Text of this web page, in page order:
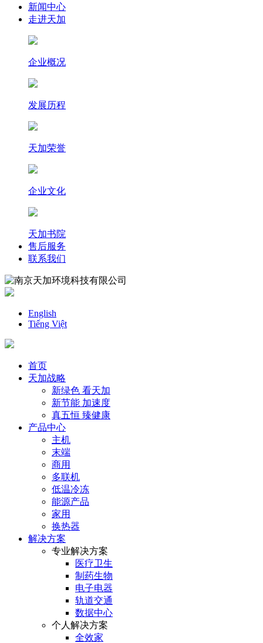
新闻中心
走进天加
企业概况
发展历程
天加荣誉
企业文化
天加书院
售后服务
联系我们
English
Tiếng Việt
首页
天加战略
新绿色 看天加
新节能 加速度
真五恒 臻健康
产品中心
主机
末端
商用
多联机
低温冷冻
能源产品
家用
换热器
解决方案
专业解决方案
医疗卫生
制药生物
电子电器
轨道交通
数据中心
个人解决方案
全效家